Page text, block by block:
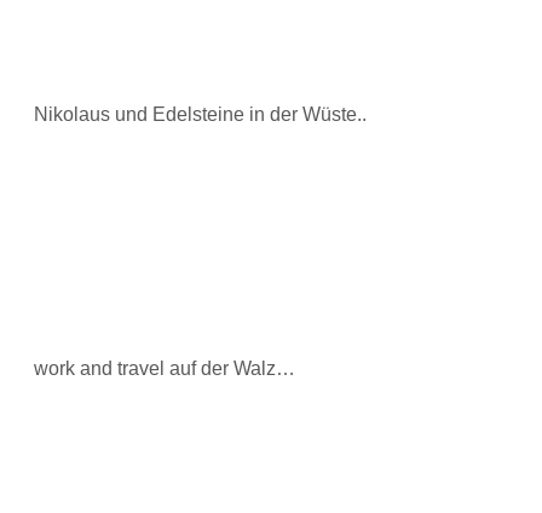
Nikolaus und Edelsteine in der Wüste..
work and travel auf der Walz…